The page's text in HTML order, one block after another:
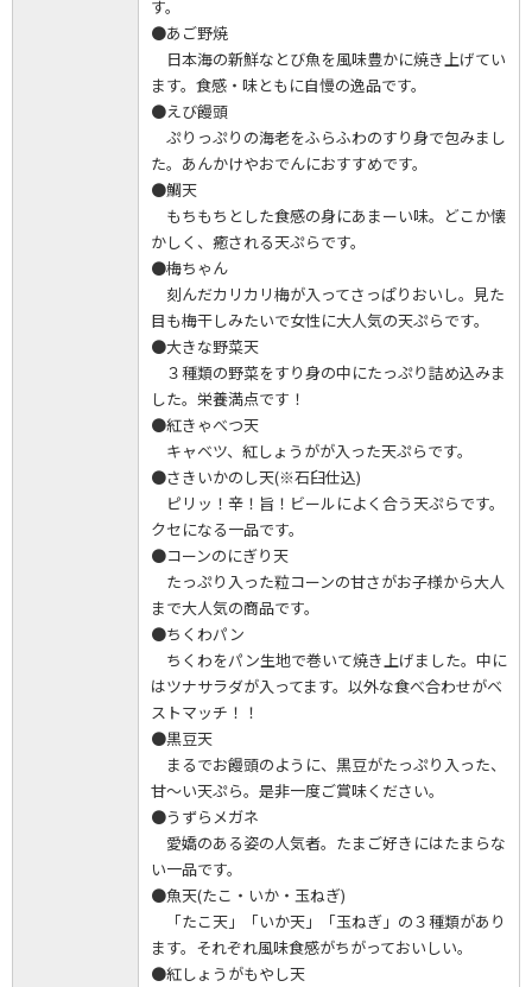
す。
●あご野焼
日本海の新鮮なとび魚を風味豊かに焼き上げてい
ます。食感・味ともに自慢の逸品です。
●えび饅頭
ぷりっぷりの海老をふらふわのすり身で包みまし
た。あんかけやおでんにおすすめです。
●鯛天
もちもちとした食感の身にあまーい味。どこか懐
かしく、癒される天ぷらです。
●梅ちゃん
刻んだカリカリ梅が入ってさっぱりおいし。見た
目も梅干しみたいで女性に大人気の天ぷらです。
●大きな野菜天
３種類の野菜をすり身の中にたっぷり詰め込みま
した。栄養満点です！
●紅きゃべつ天
キャベツ、紅しょうがが入った天ぷらです。
●さきいかのし天(※石臼仕込)
ピリッ！辛！旨！ビールによく合う天ぷらです。
クセになる一品です。
●コーンのにぎり天
たっぷり入った粒コーンの甘さがお子様から大人
まで大人気の商品です。
●ちくわパン
ちくわをパン生地で巻いて焼き上げました。中に
はツナサラダが入ってます。以外な食べ合わせがベ
ストマッチ！！
●黒豆天
まるでお饅頭のように、黒豆がたっぷり入った、
甘～い天ぷら。是非一度ご賞味ください。
●うずらメガネ
愛嬌のある姿の人気者。たまご好きにはたまらな
い一品です。
●魚天(たこ・いか・玉ねぎ)
「たこ天」「いか天」「玉ねぎ」の３種類があり
ます。それぞれ風味食感がちがっておいしい。
●紅しょうがもやし天